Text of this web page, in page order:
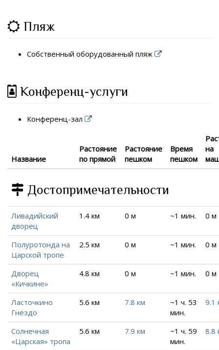
Пляж
Собственный оборудованный пляж
Конференц-услуги
Конференц-зал
Название
Растояние
по прямой
Растояние
пешком
Время
пешком
на
Достопримечательности
Ливадийский
дворец
1.4 км 0 м ~1 мин. 0 м
Полуротонда на
Царской тропе
2.5 км 0 м ~1 мин. 0 м
Дворец
«Кичкине»
4.8 км 0 м ~1 мин. 0 м
Ласточкино
Гнездо
5.6 км 7.8 км
~1 ч. 53
мин.
9.1
Солнечная
«Царская» тропа
5.6 км 7.9 км
~1 ч. 59
мин.
8.8